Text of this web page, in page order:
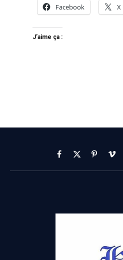
Facebook X
J’aime ça :
Facebook
X
(Twitter)
Pinterest